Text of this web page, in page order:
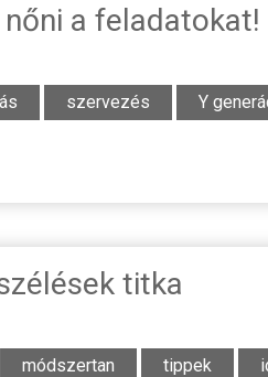
a feladatokat!
szervezés Y
titka
módszertan tippek